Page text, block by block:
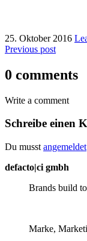
25. Oktober 2016
Previous post
0 comments
Write a comment
Schreibe einen
Du musst angemeldet
defacto|ci gmbh
Brands build
Marke,